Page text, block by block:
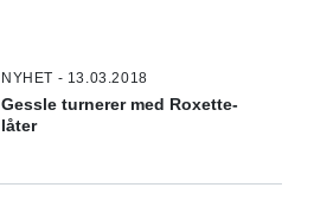
NYHET - 13.03.2018
Gessle turnerer med Roxette-
låter